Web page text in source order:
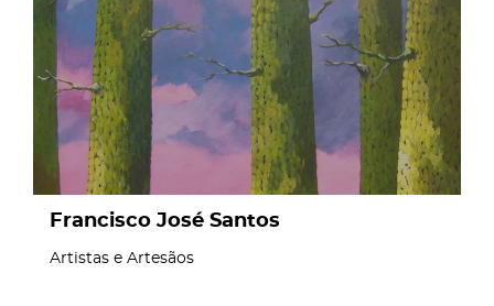
Francisco José Santos
Artistas e Artesãos